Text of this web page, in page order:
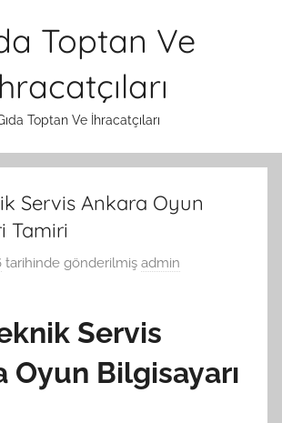
Toptan Ve
Toptan Ve İhracatçıları
Servis Ankara Oyun
Tamiri
tarihinde gönderilmiş admin
Servis
Oyun Bilgisayarı